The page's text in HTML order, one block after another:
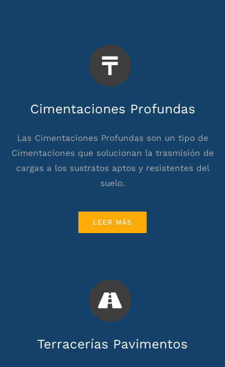
Cimentaciones Profundas
Las Cimentaciones Profundas son un tipo de
Cimentaciones que solucionan la trasmisión de
cargas a los sustratos aptos y resistentes del
suelo.
LEER MÁS
Terracerías Pavimentos